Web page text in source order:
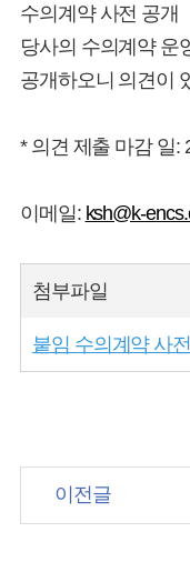
수의계약 사전 공개
당사의 수의계약 운
공개하오니 의견이
* 의견 제출 마감 일:
이메일: ksh@k-
첨부파일
붙임 수의계약 사
이전글